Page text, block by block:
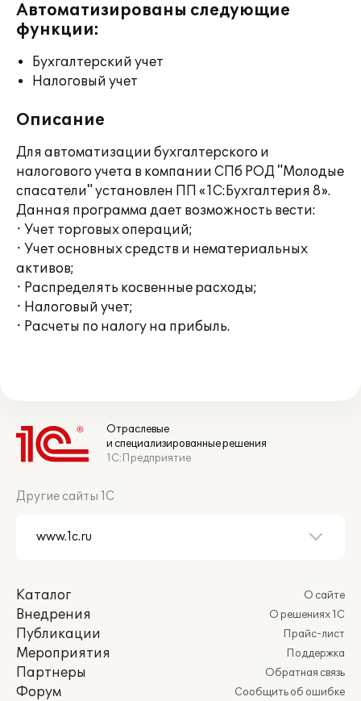
Автоматизированы следующие
функции:
Бухгалтерский учет
Налоговый учет
Описание
Для автоматизации бухгалтерского и
налогового учета в компании СПб РОД "Молодые
спасатели" установлен ПП «1С:Бухгалтерия 8».
Данная программа дает возможность вести:
· Учет торговых операций;
· Учет основных средств и нематериальных
активов;
· Распределять косвенные расходы;
· Налоговый учет;
· Расчеты по налогу на прибыль.
Отраслевые
и специализированные решения
1С:Предприятие
Другие сайты 1С
Каталог
Внедрения
Публикации
Мероприятия
Партнеры
Форум
О сайте
О решениях 1С
Прайс-лист
Поддержка
Обратная связь
Сообщить об ошибке